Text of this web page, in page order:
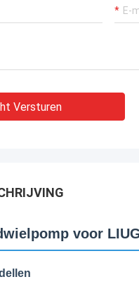
Versturen
voor